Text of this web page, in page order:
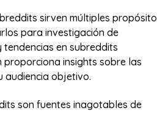
sirven múltiples
para investigación de
en subreddits
proporciona insights sobre las
audiencia objetivo.
son fuentes inagotables de